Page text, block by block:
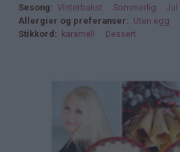
Sesong
Vinterbakst Sommerlig
Jul
Allergier og preferanser
Uten egg
Stikkord
karamell Dessert